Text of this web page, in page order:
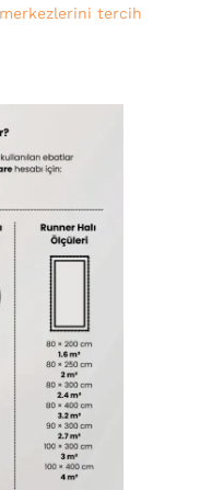
tercih